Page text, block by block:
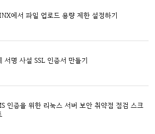
에서 파일 업로드 용량 제한 설정하기
서명 사설 SSL 인증서 만들기
인증을 위한 리눅스 서버 보안 취약점 점검 스크